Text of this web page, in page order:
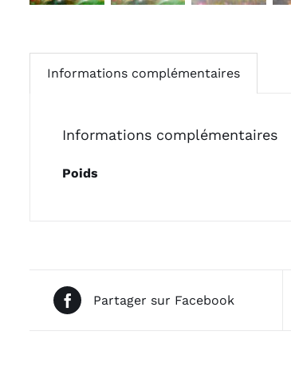
Informations complémentaires
Informations complémentaires
Poids
Partager sur Facebook